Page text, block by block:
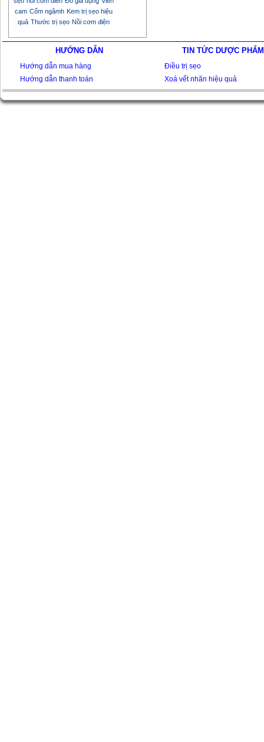
cam Cốm ngâmh Kem trị sẹo hiệu
quả Thước trị sẹo Nồi cơm điện
HƯỚNG DẪN
Hướng dẫn mua hàng
Hướng dẫn thanh toán
TIN TỨC DƯỢC PHẨM
Điều trị sẹo
Xoá vết nhăn hiệu quả